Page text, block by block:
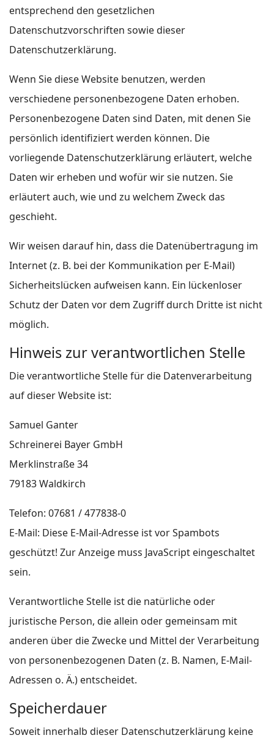
entsprechend den gesetzlichen
Datenschutzvorschriften sowie dieser
Datenschutzerklärung.
Wenn Sie diese Website benutzen, werden
verschiedene personenbezogene Daten erhoben.
Personenbezogene Daten sind Daten, mit denen Sie
persönlich identifiziert werden können. Die
vorliegende Datenschutzerklärung erläutert, welche
Daten wir erheben und wofür wir sie nutzen. Sie
erläutert auch, wie und zu welchem Zweck das
geschieht.
Wir weisen darauf hin, dass die Datenübertragung im
Internet (z. B. bei der Kommunikation per E-Mail)
Sicherheitslücken aufweisen kann. Ein lückenloser
Schutz der Daten vor dem Zugriff durch Dritte ist nicht
möglich.
Hinweis zur verantwortlichen Stelle
Die verantwortliche Stelle für die Datenverarbeitung
auf dieser Website ist:
Samuel Ganter
Schreinerei Bayer GmbH
Merklinstraße 34
79183 Waldkirch
Telefon: 07681 / 477838-0
E-Mail: Diese E-Mail-Adresse ist vor Spambots
geschützt! Zur Anzeige muss JavaScript eingeschaltet
sein.
Verantwortliche Stelle ist die natürliche oder
juristische Person, die allein oder gemeinsam mit
anderen über die Zwecke und Mittel der Verarbeitung
von personenbezogenen Daten (z. B. Namen, E-Mail-
Adressen o. Ä.) entscheidet.
Speicherdauer
Soweit innerhalb dieser Datenschutzerklärung keine